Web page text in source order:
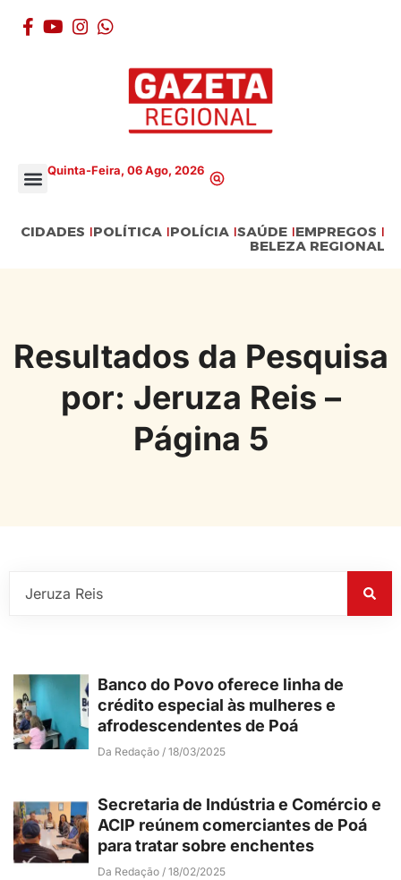
Quinta-Feira, 06 Ago, 2026
CIDADES POLÍTICA POLÍCIA SAÚDE EMPREGOS
BELEZA REGIONAL
Resultados da Pesquisa
por: Jeruza Reis –
Página 5
Banco do Povo oferece linha de
crédito especial às mulheres e
afrodescendentes de Poá
Da Redação 18/03/2025
Secretaria de Indústria e Comércio e
ACIP reúnem comerciantes de Poá
para tratar sobre enchentes
Da Redação 18/02/2025